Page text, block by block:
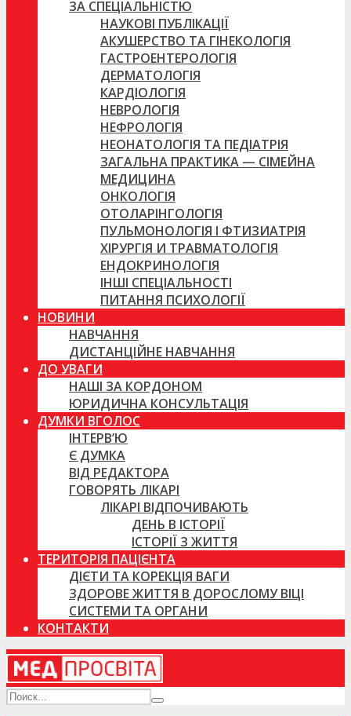
ЗА СПЕЦІАЛЬНІСТЮ
НАУКОВІ ПУБЛІКАЦІЇ
АКУШЕРСТВО ТА ГІНЕКОЛОГІЯ
ГАСТРОЕНТЕРОЛОГІЯ
ДЕРМАТОЛОГІЯ
КАРДІОЛОГІЯ
НЕВРОЛОГІЯ
НЕФРОЛОГІЯ
НЕОНАТОЛОГІЯ ТА ПЕДІАТРІЯ
ЗАГАЛЬНА ПРАКТИКА — СІМЕЙНА
МЕДИЦИНА
ОНКОЛОГІЯ
ОТОЛАРІНГОЛОГІЯ
ПУЛЬМОНОЛОГІЯ І ФТИЗИАТРІЯ
ХІРУРГІЯ И ТРАВМАТОЛОГІЯ
ЕНДОКРИНОЛОГІЯ
ІНШІ СПЕЦІАЛЬНОСТІ
ПИТАННЯ ПСИХОЛОГІЇ
НОВИНИ
НАВЧАННЯ
ДИСТАНЦІЙНЕ НАВЧАННЯ
ДО УВАГИ
НАШІ ЗА КОРДОНОМ
ЮРИДИЧНА КОНСУЛЬТАЦІЯ
ДУМКИ ВГОЛОС
ІНТЕРВ’Ю
Є ДУМКА
ВІД РЕДАКТОРА
ГОВОРЯТЬ ЛІКАРІ
ЛІКАРІ ВІДПОЧИВАЮТЬ
ДЕНЬ В ІСТОРІЇ
ІСТОРІЇ З ЖИТТЯ
ТЕРИТОРІЯ ПАЦІЄНТА
ДІЄТИ ТА КОРЕКЦІЯ ВАГИ
ЗДОРОВЕ ЖИТТЯ В ДОРОСЛОМУ ВІЦІ
СИСТЕМИ ТА ОРГАНИ
КОНТАКТИ